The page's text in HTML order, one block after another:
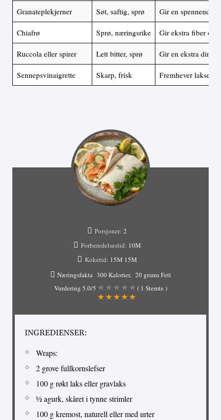
Granateplekjerner Søt, saftig, sprø Gir en spennende
Chiafrø Sprø, næringsrike Gir ekstra fiber og
Ruccola eller spirer Lett bitter, sprø Gir en ekstra
Sennepsvinaigrette Skarp, frisk Fremhever laksens
Porsjoner: 2
Forberedelsestid: 10М
Koketid: 15М 15М
Næringsfakta 300 Kalorier
20 grams Fett
Vurdering 5.0/5 ( 1 Stemte )
INGREDIENSER:
Wraps:
2 grove fullkornslefser
100 g røkt laks eller gravlaks
½ agurk, skåret i tynne strimler
100 g kremost, naturell eller med urter